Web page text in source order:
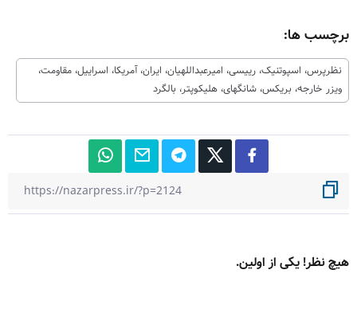
برچسب ها:
نظرپرس، اسپوتنیک، رییسی، امیرعبداللهیان، ایران، آمریکا، اسراییل، مقاومت،
ویزر خارجه، بریکس، شانگهای، هلیکوپتر، بالگرد
هیچ نظر! یکی از اولین.